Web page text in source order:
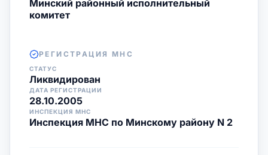
Минский районный исполнительный
комитет
РЕГИСТРАЦИЯ МНС
СТАТУС
Ликвидирован
ДАТА РЕГИСТРАЦИИ
28.10.2005
ИНСПЕКЦИЯ МНС
Инспекция МНС по Минскому району N 2